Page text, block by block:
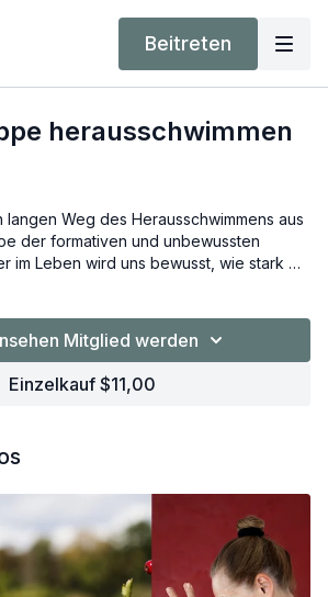
Beitreten
herausschwimmen
Weg des Herausschwimmens aus
der formativen und unbewussten
im Leben wird uns bewusst, wie stark wir
Wie sehr sich diese Eindrücke in
einleiten.
Mitglied werden
Einzelkauf $11,00